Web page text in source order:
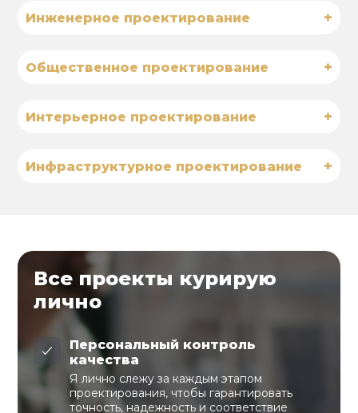
Инженерное проектирование +
Общественное проектирование +
Интерьерное проектирование +
Инфраструктурное проектирование +
Все проекты курирую
лично
Персональный контроль
качества
Я лично слежу за каждым этапом
проектирования, чтобы гарантировать
точность, надежность и соответствие